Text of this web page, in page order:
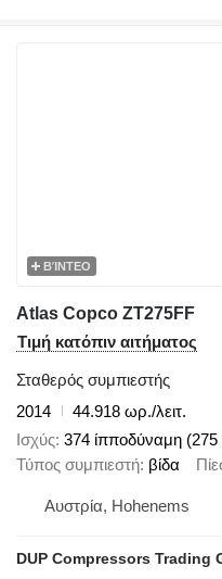
ΒΊΝΤΕΟ
Atlas Copco ZT275FF
Τιμή κατόπιν αιτήματος
Σταθερός συμπιεστής
2014
44.918 ωρ./λειτ.
Ισχύς 374 ίπποδύναμη (275
Τύπος συμπιεστή βίδα
Αυστρία, Hohenems
DUP Compressors Trading